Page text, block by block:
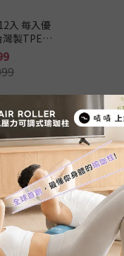
入 每入優
灣製TPE摺
墊
LOTUS